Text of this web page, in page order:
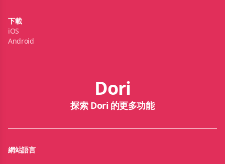
下載
iOS
Android
Dori
探索 Dori 的更多功能
網站語言